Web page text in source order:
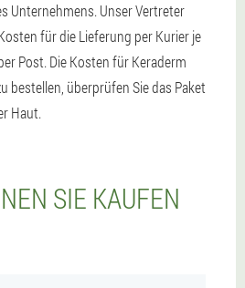
Unternehmens. Unser Vertreter
für die Lieferung per Kurier je
Post. Die Kosten für Keraderm
bestellen, überprüfen Sie das Paket
Haut.
SIE KAUFEN